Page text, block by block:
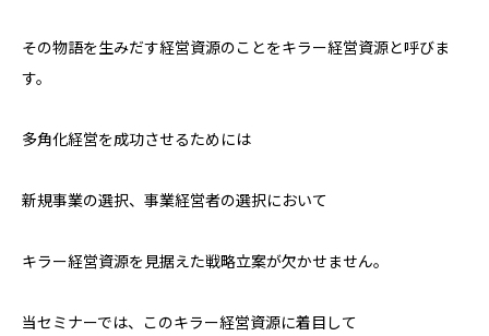
その物語を生みだす経営資源のことをキラー経営資源と呼びま
す。
多角化経営を成功させるためには
新規事業の選択、事業経営者の選択において
キラー経営資源を見据えた戦略立案が欠かせません。
当セミナーでは、このキラー経営資源に着目して